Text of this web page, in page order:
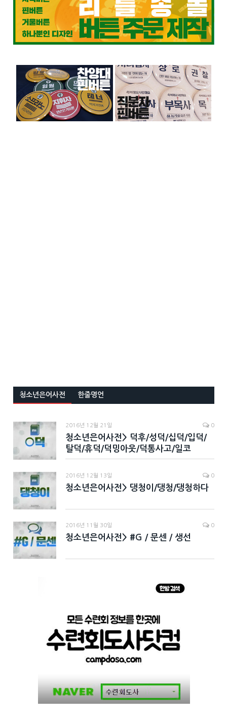
청소년은어사전 한줄명언
2016년 12월 21일 0
청소년은어사전> 덕후/성덕/십덕/입덕/
탈덕/휴덕/덕밍아웃/덕통사고/일코
2016년 12월 13일 0
청소년은어사전> 댕청이/댕청/댕청하다
2016년 11월 30일 0
청소년은어사전> #G / 문센 / 생선